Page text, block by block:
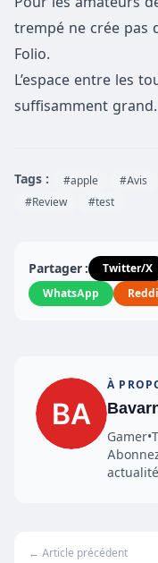
trempé ne crée pas
Folio.
L’espace entre les
suffisamment grand.
Tags : #apple #Avis
#Review
#test
Partager : Twitter/X
WhatsApp
À
← Article précédent